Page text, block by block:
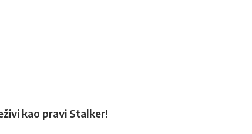
kao pravi Stalker!